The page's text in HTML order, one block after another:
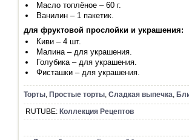
Масло топлёное – 60 г.
Ванилин – 1 пакетик.
для фруктовой прослойки и украшения:
Киви – 4 шт.
Малина – для украшения.
Голубика – для украшения.
Фисташки – для украшения.
Торты, Простые торты, Сладкая выпечка,
RUTUBE: Коллекция Рецептов